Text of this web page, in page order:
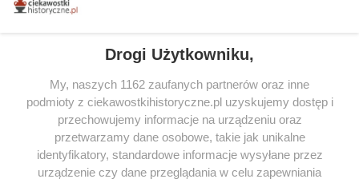
Drogi Użytkowniku,
My, naszych 1162 zaufanych partnerów oraz inne
podmioty z ciekawostkihistoryczne.pl uzyskujemy dostęp i
przechowujemy informacje na urządzeniu oraz
przetwarzamy dane osobowe, takie jak unikalne
identyfikatory, standardowe informacje wysyłane przez
urządzenie czy dane przeglądania w celu zapewniania